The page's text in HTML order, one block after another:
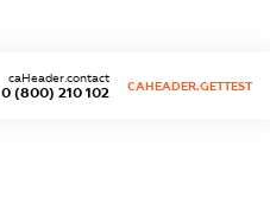
0 (800) 210 102
caHeader.contact
CAHEADER.GETTEST